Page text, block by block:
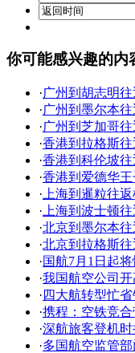
你可能感兴趣的内
·广州到胡志明
·广州到墨尔本
·广州到芝加哥
·香港到拉格斯
·香港到科伦坡
·香港到爱德华
· 上海到暹粒往
· 上海到波士顿
·北京到墨尔本
·北京到拉格斯
·国航7月1日起
·我国航空公司
· 四大航转型忙
·携程：空铁竞
·深航旅客登机
·多国航空监管